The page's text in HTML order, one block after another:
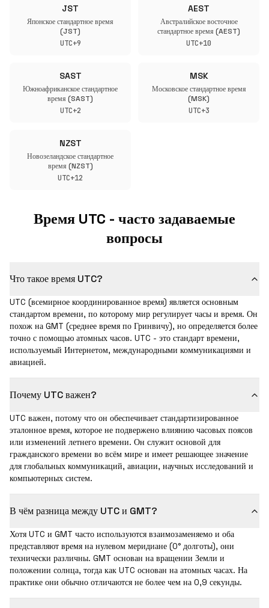
JST
Японское стандартное время
(JST)
UTC+9
AEST
Австралийское восточное
стандартное время (AEST)
UTC+10
SAST
Южноафриканское стандартное
время (SAST)
UTC+2
MSK
Московское стандартное время
(MSK)
UTC+3
NZST
Новозеландское стандартное
время (NZST)
UTC+12
Время UTC - часто задаваемые
вопросы
Что такое время UTC?
UTC (всемирное координированное время) является основным
стандартом времени, по которому мир регулирует часы и время. Он
похож на GMT (среднее время по Гринвичу), но определяется более
точно с помощью атомных часов. UTC - это стандарт времени,
используемый Интернетом, международными коммуникациями и
авиацией.
Почему UTC важен?
UTC важен, потому что он обеспечивает стандартизированное
эталонное время, которое не подвержено влиянию часовых поясов
или изменений летнего времени. Он служит основой для
гражданского времени во всём мире и имеет решающее значение
для глобальных коммуникаций, авиации, научных исследований и
компьютерных систем.
В чём разница между UTC и GMT?
Хотя UTC и GMT часто используются взаимозаменяемо и оба
представляют время на нулевом меридиане (0° долготы), они
технически различны. GMT основан на вращении Земли и
положении солнца, тогда как UTC основан на атомных часах. На
практике они обычно отличаются не более чем на 0,9 секунды.